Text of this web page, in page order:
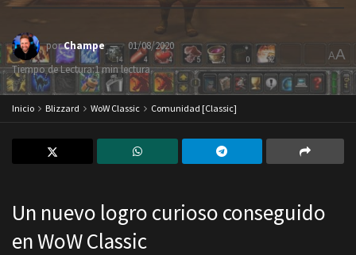
porChampe
01/08/2020
Tiempo de Lectura:1 min lectura
AA
Inicio Blizzard WoW Classic Comunidad [Classic]
Un nuevo logro curioso conseguido
en WoW Classic